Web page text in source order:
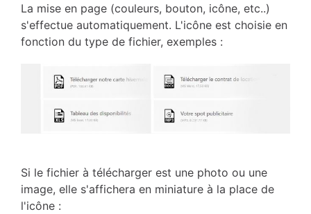
La mise en page (couleurs, bouton, icône, etc..)
s'effectue automatiquement. L'icône est choisie en
fonction du type de fichier, exemples :
Si le fichier à télécharger est une photo ou une
image, elle s'affichera en miniature à la place de
l'icône :